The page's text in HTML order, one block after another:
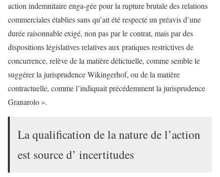
action indemnitaire enga-gée pour la rupture brutale des relations
commerciales établies sans qu’ait été respecté un préavis d’une
durée raisonnable exigé, non pas par le contrat, mais par des
dispositions législatives relatives aux pratiques restrictives de
concurrence, relève de la matière délictuelle, comme semble le
suggérer la jurisprudence Wikingerhof, ou de la matière
contractuelle, comme l’indiquait précédemment la jurisprudence
Granarolo ».
La qualification de la nature de l’action
est source d’ incertitudes